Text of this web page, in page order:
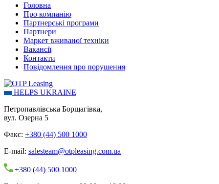
Головна
Про компанію
Партнерські програми
Партнери
Маркет вживаної техніки
Вакансії
Контакти
Повідомлення про порушення
HELPS UKRAINE
Петропавлівська Борщагівка,
вул. Озерна 5
Факс: +380 (44) 500 1000
E-mail: salesteam@otpleasing.com.ua
+380 (44) 500 1000